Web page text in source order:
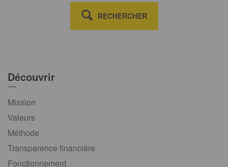
RECHERCHER
Découvrir
Mission
Valeurs
Méthode
Transparence financière
Fonctionnement